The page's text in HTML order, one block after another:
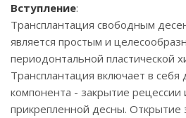
Вступление:
Трансплантация свободным
является простым и
периодонтальной пластической
Трансплантация включает в себя
компонента - закрытие рецессии
прикрепленной десны. Открытие